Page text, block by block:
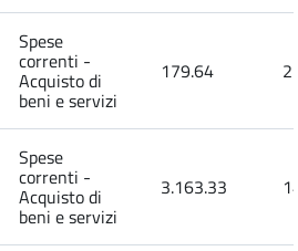
Spese
correnti -
Acquisto di
beni e servizi
179.64
Spese
correnti -
Acquisto di
beni e servizi
3.163.33